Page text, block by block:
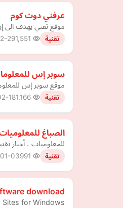
عرفني دوت كوم
موقع تقني يهدف الى
تقنية 29
سوبر إس
موقع سوبر إس
تقنية 18
الصباغ
للمعلوميات ، أخبار
تقنية 03
download
for Windows